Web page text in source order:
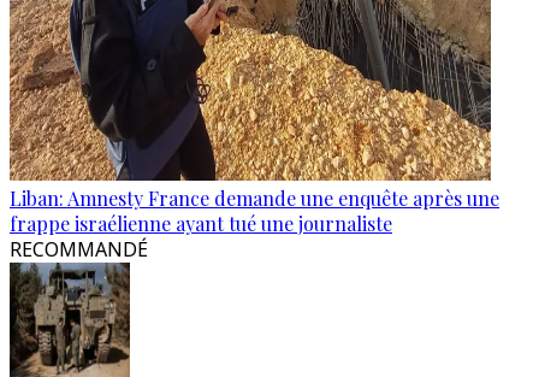
Liban: Amnesty France demande une enquête après une
frappe israélienne ayant tué une journaliste
RECOMMANDÉ